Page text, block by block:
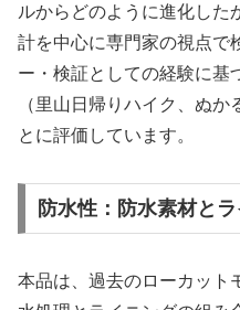
ルからどのように進化した
計を中心に専門家の視点で
ー・検証としての経験に基
（里山日帰りハイク、ぬ
とに評価しています。
防水性：防水素材と
本品は、過去のローカット